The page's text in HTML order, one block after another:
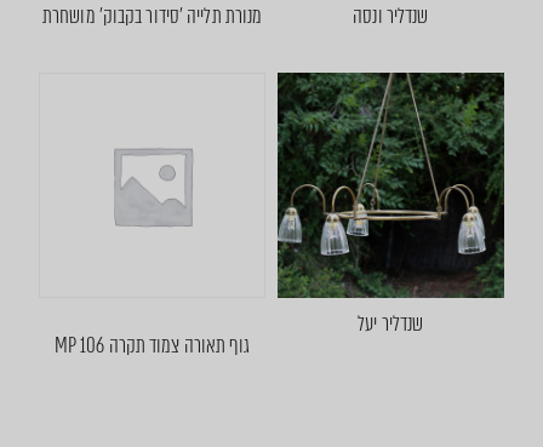
שנדליר ונסה מנורת תלייה ׳סידור בקבוק׳ מושחרת
שנדליר יעל
גוף תאורה צמוד תקרה MP 106